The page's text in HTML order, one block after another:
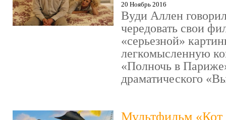
20 Ноябрь 2016
Вуди Аллен
чередовать свои
«серьезной»
легкомысленную
«Полночь в
драматического
Мультфильм «Кот